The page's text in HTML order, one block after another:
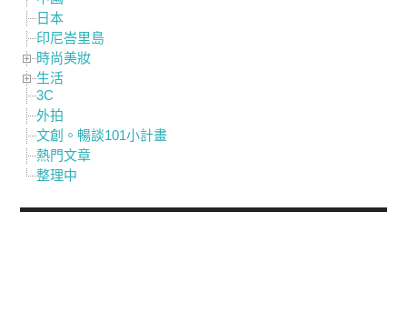
日本
印尼峇里島
時尚美妝
生活
3C
外拍
文創。暢談101小計畫
熱門文章
整理中